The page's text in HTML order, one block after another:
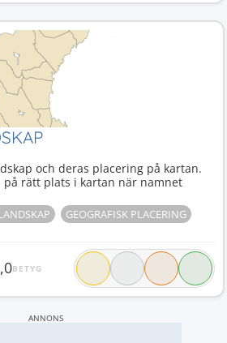
och deras placering på kartan.
på rätt plats i kartan när namnet
GEOGRAFISK PLACERING
BETYG
ANNONS